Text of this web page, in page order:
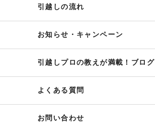
引越しの流れ
お知らせ・キャンペーン
引越しプロの教えが満載！ブログ
よくある質問
お問い合わせ